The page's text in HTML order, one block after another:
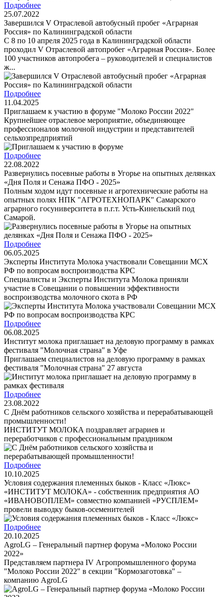
Подробнее
25.07.2022
Завершился V Отраслевой автобусный пробег «Аграрная
Россия» по Калининградской области
С 8 по 10 апреля 2025 года в Калининградской области
проходил V Отраслевой автопробег «Аграрная Россия». Более
100 участников автопробега – руководителей и специалистов
ж...
Подробнее
11.04.2025
Приглашаем к участию в форуме "Молоко России 2022"
Крупнейшее отраслевое мероприятие, объединяющее
профессионалов молочной индустрии и представителей
сельхозпредприятий
Подробнее
22.08.2022
Развернулись посевные работы в Угорье на опытных делянках
«Дня Поля и Сенажа ПФО - 2025»
Полным ходом идут посевные и агротехнические работы на
опытных полях НПК "АГРОТЕХНОПАРК" Самарского
аграрного госуниверситета в п.г.т. Усть-Кинельский под
Самарой.
Подробнее
06.05.2025
Эксперты Института Молока участвовали Совещании МСХ
РФ по вопросам воспроизводства КРС
Специалисты и Эксперты Института Молока приняли
участие в Совещании о повышении эффективности
воспроизводства молочного скота в РФ
Подробнее
06.08.2025
Институт молока приглашает на деловую программу в рамках
фестиваля "Молочная страна" в Уфе
Приглашаем специалистов на деловую программу в рамках
фестиваля "Молочная страна" 27 августа
Подробнее
23.08.2022
С Днём работников сельского хозяйства и перерабатывающей
промышленности!
ИНСТИТУТ МОЛОКА поздравляет аграриев и
переработчиков с профессиональным праздником
Подробнее
10.10.2025
Условия содержания племенных быков - Класс «Люкс»
«ИНСТИТУТ МОЛОКА» - собственник предприятия АО
«ИВАНОВОПЛЕМ» совместно компанией «РУСПЛЕМ»
провели выводку быков-осеменителей
Подробнее
20.10.2025
AgroLG – Генеральный партнер форума «Молоко России
2022»
Представляем партнера IV Агропромышленного форума
"Молоко России 2022" в секции "Кормозаготовка" –
компанию AgroLG